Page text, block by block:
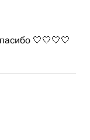
🤍🤍🤍🤍